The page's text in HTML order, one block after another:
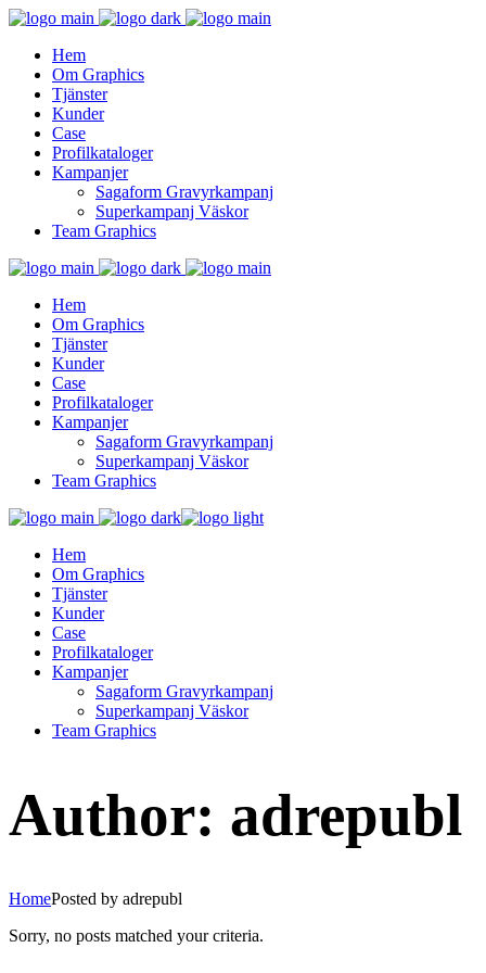
Hem
Om Graphics
Tjänster
Kunder
Case
Profilkataloger
Kampanjer
Sagaform Gravyrkampanj
Superkampanj Väskor
Team Graphics
Hem
Om Graphics
Tjänster
Kunder
Case
Profilkataloger
Kampanjer
Sagaform Gravyrkampanj
Superkampanj Väskor
Team Graphics
Hem
Om Graphics
Tjänster
Kunder
Case
Profilkataloger
Kampanjer
Sagaform Gravyrkampanj
Superkampanj Väskor
Team Graphics
Author: adrepubl
HomePosted by adrepubl
Sorry, no posts matched your criteria.